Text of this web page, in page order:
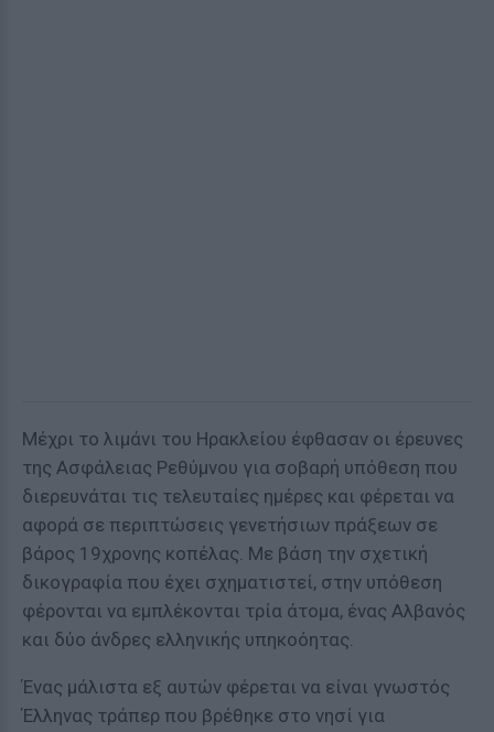
Μέχρι το λιμάνι του Ηρακλείου έφθασαν οι έρευνες
της Ασφάλειας Ρεθύμνου για σοβαρή υπόθεση που
διερευνάται τις τελευταίες ημέρες και φέρεται να
αφορά σε περιπτώσεις γενετήσιων πράξεων σε
βάρος 19χρονης κοπέλας. Με βάση την σχετική
δικογραφία που έχει σχηματιστεί, στην υπόθεση
φέρονται να εμπλέκονται τρία άτομα, ένας Αλβανός
και δύο άνδρες ελληνικής υπηκοόητας.
Ένας μάλιστα εξ αυτών φέρεται να είναι γνωστός
Έλληνας τράπερ που βρέθηκε στο νησί για